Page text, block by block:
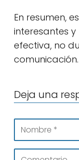
En resumen,
interesantes
efectiva, no
comunicación.
Deja una